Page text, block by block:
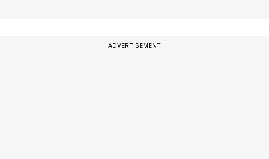
ADVERTISEMENT